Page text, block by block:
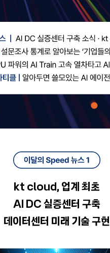
kt cloud, 업계 최초
AI DC 실증센터 구축
데이터센터 미래 기술 구현